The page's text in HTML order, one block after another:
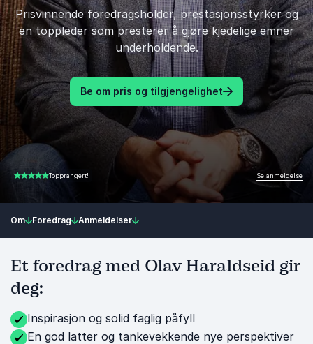
Prisvinnende foredragsholder, prestasjonsstyrker og
en toppleder som presterer å gjøre kjedelige emner
underholdende.
Be om pris og tilgjengelighet
4.97 av 5 Topprangert! Se anmeldelse
Om Foredrag Anmeldelser
Et foredrag med Olav Haraldseid gir
deg:
Inspirasjon og solid faglig påfyll
En god latter og tankevekkende nye perspektiver